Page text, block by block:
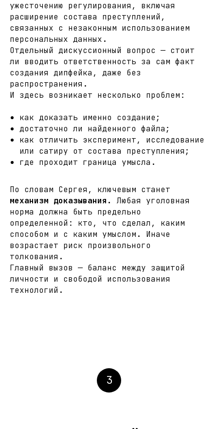
ужесточению регулирования, включая
расширение состава преступлений,
связанных с незаконным использованием
персональных данных.
Отдельный дискуссионный вопрос — стоит
ли вводить ответственность за сам факт
создания дипфейка, даже без
распространения.
И здесь возникает несколько проблем:
как доказать именно создание;
достаточно ли найденного файла;
как отличить эксперимент, исследование
или сатиру от состава преступления;
где проходит граница умысла.
По словам Сергея, ключевым станет
механизм доказывания.
Любая уголовная
норма должна быть предельно
определенной: кто, что сделал, каким
способом и с каким умыслом. Иначе
возрастает риск произвольного
толкования.
Главный вызов — баланс между защитой
личности и свободой использования
технологий.
3